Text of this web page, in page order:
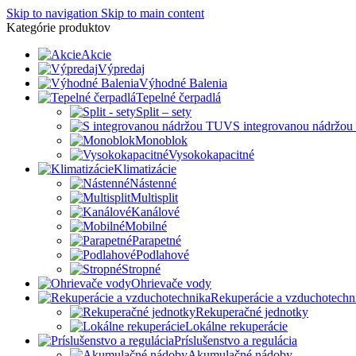
Skip to navigation Skip to main content
Kategórie produktov
Akcie
Výpredaj
Výhodné Balenia
Tepelné čerpadlá
Split – sety
S integrovanou
Monoblok
Vysokokapacitné
Klimatizácie
Nástenné
Multisplit
Kanálové
Mobilné
Parapetné
Podlahové
Stropné
Ohrievače vody
Rekuperácie a
Rekuperačné jednotky
Lokálne rekuperácie
Príslušenstvo a regulácia